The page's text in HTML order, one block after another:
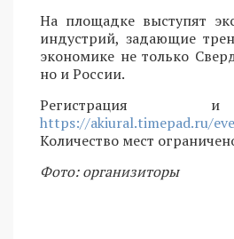
На площадке выступят
индустрий, задающие
экономике не только
но и России.
Регистрация
https://akiural.timepad.ru/
Количество мест
Фото: организиторы